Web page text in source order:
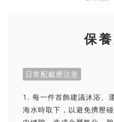
保
日常配戴應注意
1. 每一件首飾建議沐浴、
海水時取下，以避免擠壓